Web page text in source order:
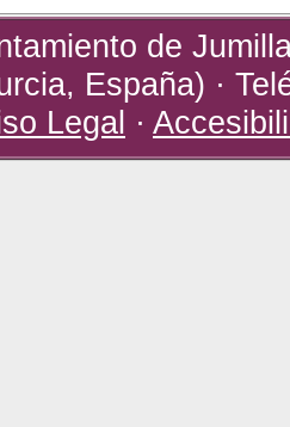
de
España) ·
Legal ·